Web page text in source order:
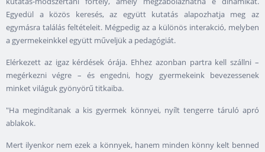
Egyedül a közös keresés, az együtt kutatás alapozhatja meg az
egymásra találás feltételeit. Mégpedig az a különös interakció, melyben
a gyermekeinkkel együtt műveljük a pedagógiát.
Elérkezett az igaz kérdések órája. Ehhez azonban partra kell szállni –
megérkezni végre – és engedni, hogy gyermekeink bevezessenek
minket világuk gyönyörű titkaiba.
"Ha megindítanak a kis gyermek könnyei, nyílt tengerre táruló apró
ablakok.
Mert ilyenkor nem ezek a könnyek, hanem minden könny kelt benned